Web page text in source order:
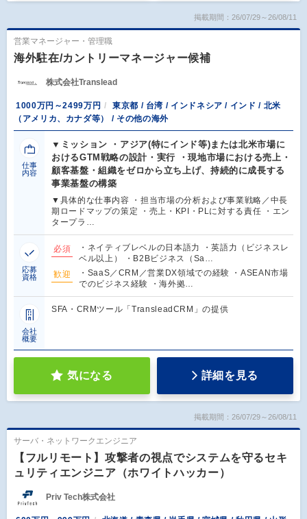
掲載期間：26/07/29～26/08/11
営業マネージャー・管理職
海外駐在/カントリーマネージャー候補
株式会社Translead
1000万円～2499万円
東京都 / 台湾 / インドネシア / インド / 北米
（アメリカ、カナダ等） / その他の海外
仕事
内容
▼ミッション ・アジア(特にインド等)または北米市場に
おけるGTM戦略の設計・実行 ・現地市場における売上・
顧客基盤・組織をゼロから立ち上げ、持続的に成長する
事業基盤の構築
▼具体的な仕事内容 ・担当市場の分析および事業戦略／中長
期ロードマップの策定 ・売上・KPI・PLに対する責任 ・エン
タープラ…
応募
資格
必須
・ネイティブレベルの日本語力 ・英語力（ビジネスレ
ベル以上） ・B2Bビジネス（Sa…
歓迎
・SaaS／CRM／営業DX領域での経験 ・ASEAN市場
でのビジネス経験 ・海外拠…
会社
概要
SFA・CRMツール「TransleadCRM」の提供
気になる 詳細を見る
掲載期間：26/07/29～26/08/11
サーバ・ネットワークエンジニア
【フルリモート】攻撃者の視点でシステムを守るセキ
ュリティエンジニア（ホワイトハッカー）
Priv Tech株式会社